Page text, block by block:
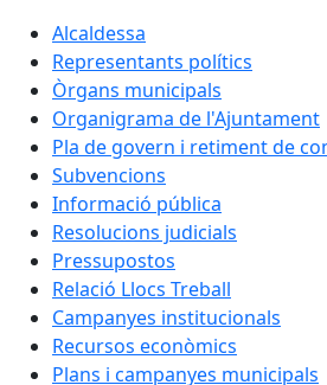
Alcaldessa
Representants polítics
Òrgans municipals
Organigrama de l'Ajuntament
Pla de govern i retiment de
Subvencions
Informació pública
Resolucions judicials
Pressupostos
Relació Llocs Treball
Campanyes institucionals
Recursos econòmics
Plans i campanyes municipals